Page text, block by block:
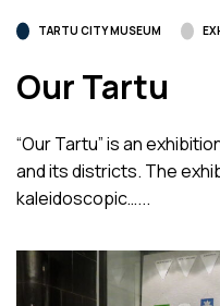
TARTU CITY MUSEUM
Our Tartu
“Our Tartu” is an
and its districts. The
kaleidoscopic…...